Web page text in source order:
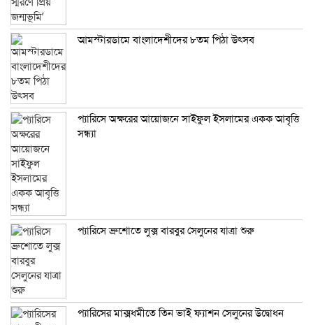
আমস্টারডামে বাংলাদেশীদের ৮তম পিঠা উৎসব
প্যারিসে অক্ষরের আয়োজনে সাইফুল ইসলামের একক আবৃত্তি
সন্ধ্যা
প্যারিসে ব্রুশোতে লুক্স বারবুর সেলুনের যাত্রা শুরু
প্যারিসের মাক্সধমীতে তিন ভাই ফ্যাশন সেলুনের উদ্বোধন